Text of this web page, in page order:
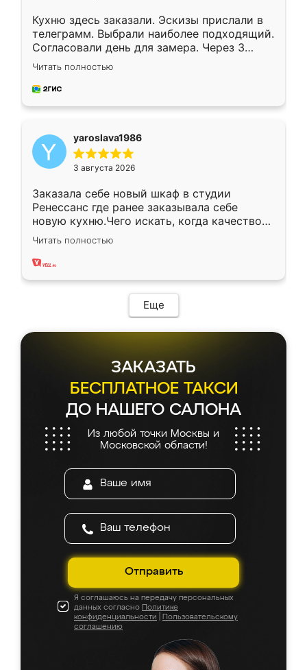
Кухню здесь заказали. Эскизы прислали в
телеграмм. Выбрали наиболее подходящий.
Согласовали день для замера. Через 3
недели кухня была уже готова. Остались
довольны работой. Спасибо Ренессанс
мебель за качественную работу!
Читать полностью
yaroslava1986
3 августа 2026
Заказала себе новый шкаф в студии
Ренессанс где ранее заказывала себе
новую кухню.Чего искать, когда качеством
вполне довольна. Служит кухня уже почти
два года, нареканий нет.
Читать полностью
Еще
ЗАКАЗАТЬ
БЕСПЛАТНОЕ ТАКСИ
ДО НАШЕГО САЛОНА
Из любой точки Москвы и
Московской области!
Отправить
Я соглашаюсь на передачу персональных
данных согласно Политике
конфиденциальности
Пользовательскому
соглашению